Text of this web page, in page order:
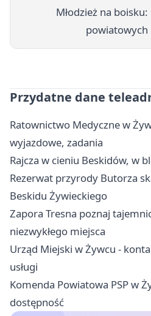
Młodzież na
powiatowych
Przydatne dane
Ratownictwo Medyczne w
wyjazdowe, zadania
Rajcza w cieniu Beskidów, w
Rezerwat przyrody Butorza
Beskidu Żywieckiego
Zapora Tresna poznaj
niezwykłego miejsca
Urząd Miejski w Żywcu -
usługi
Komenda Powiatowa PSP w
dostępność